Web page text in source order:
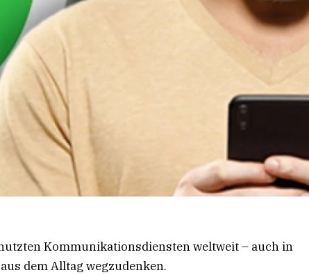
Kommunikationsdiensten weltweit – auch in
dem Alltag wegzudenken.